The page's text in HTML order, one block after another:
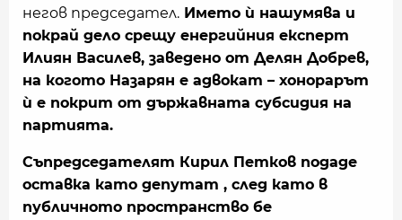
негов председател. Името ѝ нашумява и
покрай дело срещу енергийния експерт
Илиян Василев, заведено от Делян Добрев,
на когото Назарян е адвокат – хонорарът
ѝ е покрит от държавната субсидия на
партията.
Съпредседателят Кирил Петков подаде
оставка като депутат , след като в
публичното пространство бе